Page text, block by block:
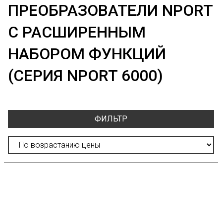
ПРЕОБРАЗОВАТЕЛИ NPORT
С РАСШИРЕННЫМ
НАБОРОМ ФУНКЦИЙ
(СЕРИЯ NPORT 6000)
ФИЛЬТР